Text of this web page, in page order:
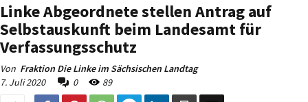
Linke Abgeordnete stellen Antrag auf
Selbstauskunft beim Landesamt für
Verfassungsschutz
Von Fraktion Die Linke im Sächsischen Landtag
7. Juli 2020
0 89